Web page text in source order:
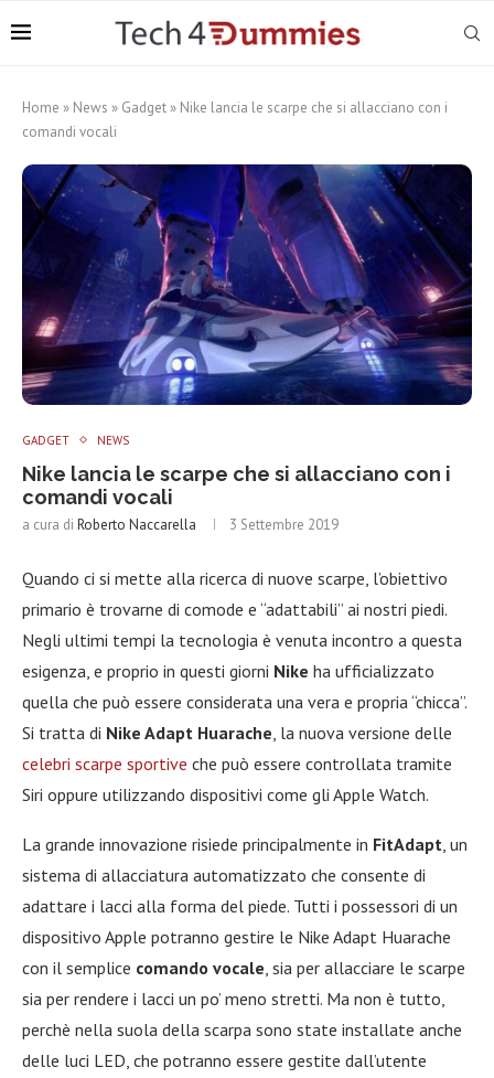
Home » News » Gadget » Nike lancia le scarpe che si allacciano con i
comandi vocali
GADGET NEWS
Nike lancia le scarpe che si allacciano con i
comandi vocali
a cura di Roberto Naccarella 3 Settembre 2019
Quando ci si mette alla ricerca di nuove scarpe, l’obiettivo
primario è trovarne di comode e “adattabili” ai nostri piedi.
Negli ultimi tempi la tecnologia è venuta incontro a questa
esigenza, e proprio in questi giorni Nike ha ufficializzato
quella che può essere considerata una vera e propria “chicca”.
Si tratta di Nike Adapt Huarache , la nuova versione delle
celebri scarpe sportive che può essere controllata tramite
Siri oppure utilizzando dispositivi come gli Apple Watch.
La grande innovazione risiede principalmente in FitAdapt , un
sistema di allacciatura automatizzato che consente di
adattare i lacci alla forma del piede. Tutti i possessori di un
dispositivo Apple potranno gestire le Nike Adapt Huarache
con il semplice comando vocale , sia per allacciare le scarpe
sia per rendere i lacci un po’ meno stretti. Ma non è tutto,
perchè nella suola della scarpa sono state installate anche
delle luci LED, che potranno essere gestite dall’utente